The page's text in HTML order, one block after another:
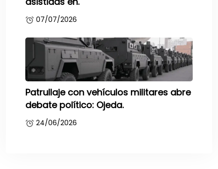
07/07/2026
Patrullaje con vehículos militares abre
debate político: Ojeda.
24/06/2026